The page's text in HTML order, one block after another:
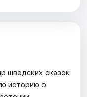
шведских сказок
историю о